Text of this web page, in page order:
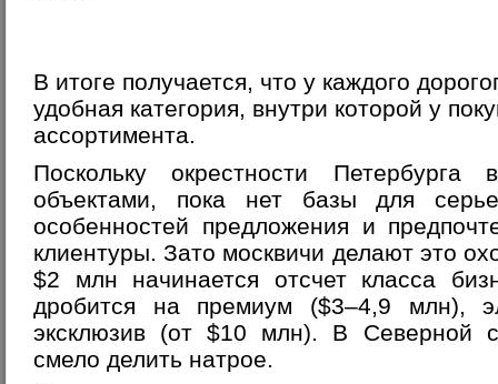
В итоге получается, что у каждого
удобная категория, внутри которой у
ассортимента.
Поскольку окрестности
объектами, пока нет базы для
особенностей предложения и
клиентуры. Зато москвичи делают это
$2 млн начинается отсчет класса
дробится на премиум ($3–4,9 млн),
эксклюзив (от $10 млн). В Северной
смело делить натрое.